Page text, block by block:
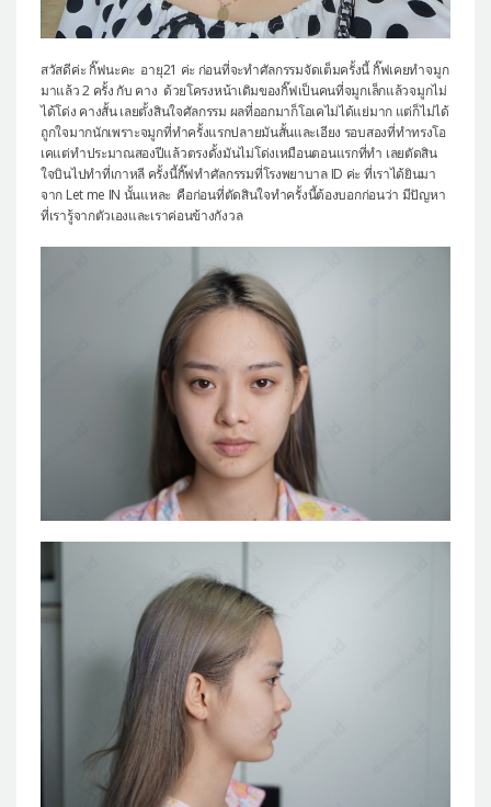
สวัสดีค่ะ กิ๊ฟนะคะ อายุ21 ค่ะ ก่อนที่จะทำศัลกรรมจัดเต็มครั้งนี้ กิ๊ฟเคยทำจมูก
มาแล้ว 2 ครั้ง กับ คาง ด้วยโครงหน้าเดิมของกิ๊ฟเป็นคนที่จมูกเล็กแล้วจมูกไม่
ได้โด่ง คางสั้น เลยตั้งสินใจศัลกรรม ผลที่ออกมาก็โอเคไม่ได้แย่มาก แต่ก็ไม่ได้
ถูกใจมากนักเพราะจมูกที่ทำครั้งแรกปลายมันสั้นและเอียง รอบสองที่ทำทรงโอ
เคแต่ทำประมาณสองปีแล้วตรงดั้งมันไม่โด่งเหมือนตอนแรกที่ทำ เลยตัดสิน
ใจบินไปทำที่เกาหลี ครั้งนี้กิ๊ฟทำศัลกรรมที่โรงพยาบาล ID ค่ะ ที่เราได้ยินมา
จาก Let me IN นั้นแหละ คือก่อนที่ตัดสินใจทำครั้งนี้ต้องบอกก่อนว่า มีปัญหา
ที่เรารู้จากตัวเองและเราค่อนข้างกังวล